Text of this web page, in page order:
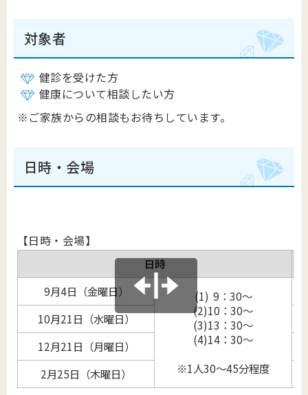
対象者
健診を受けた方
健康について相談したい方
※ご家族からの相談もお待ちしています。
日時・会場
【日時・会場】
日時
9月4日（金曜日）
(1) 9：30～
(2)10：30～
(3)13：30～
(4)14：30～
※1人30～45分程度
10月21日（水曜日）
12月21日（月曜日）
2月25日（木曜日）